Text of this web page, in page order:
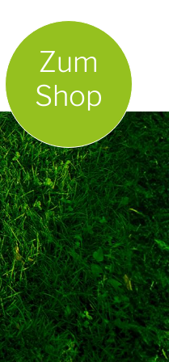
Zum
Shop